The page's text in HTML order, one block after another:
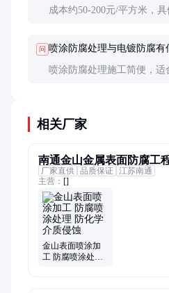
成本约50-200元/平方米，
问 喷涂防腐处理与电镀防腐有
喷涂防腐处理施工简便，
相关厂家
南通金山金属表面防腐工
厂家直供 品质保证 江苏南通
主营： []
金山表面喷涂加
工 防腐喷涂处理